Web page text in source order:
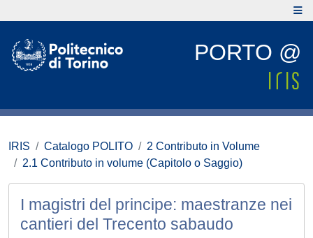
PORTO @
IRIS Catalogo POLITO
2 Contributo in Volume
2.1 Contributo in volume (Capitolo o Saggio)
I magistri del principe: maestranze nei
cantieri del Trecento sabaudo